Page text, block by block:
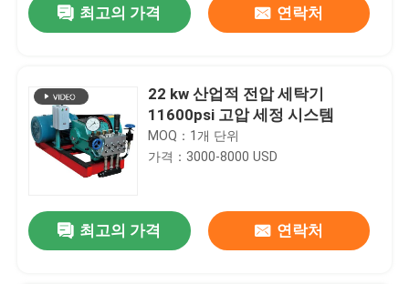
최고의 가격 연락처
22 kw 산업적 전압 세탁기
11600psi 고압 세정 시스템
MOQ：1개 단위
가격：3000-8000 USD
최고의 가격 연락처